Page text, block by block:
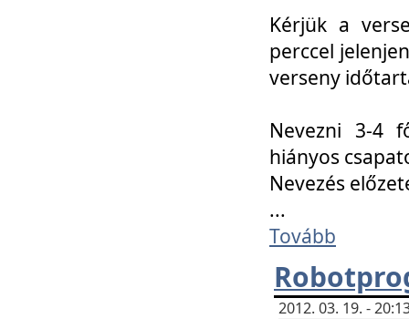
Kérjük a
perccel
verseny
Nevezni 3-4
hiányos
Nevezés
...
Tovább
2012. 03. 19. -